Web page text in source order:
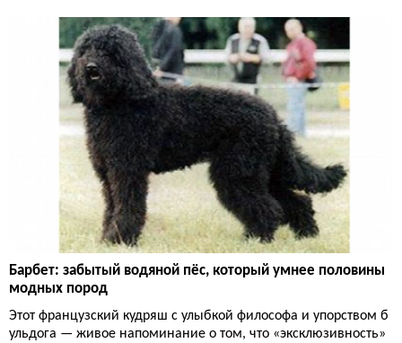
Барбет: забытый водяной пёс, который умнее половины
модных пород
Этот французский кудряш с улыбкой философа и упорством б
ульдога — живое напоминание о том, что «эксклюзивность»